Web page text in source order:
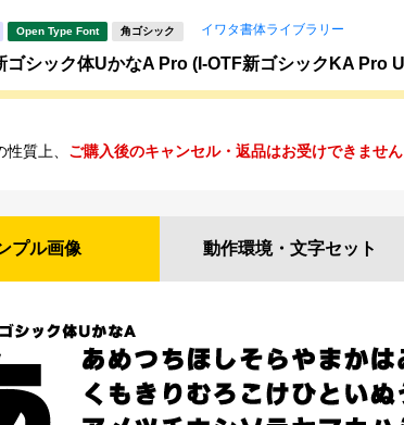
Open Type Font 角ゴシック イワタ書体ライブラリー
ゴシック体UかなA Pro (I-OTF新ゴシックKA Pro
質上、 ご購入後のキャンセル・返品はお受けできません
プル画像 動作環境・ 文字セット